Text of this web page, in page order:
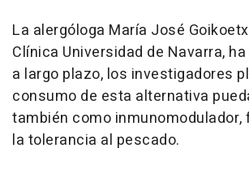
La alergóloga María José
Clínica Universidad de Navarra,
a largo plazo, los investigadores
consumo de esta alternativa
también como
la tolerancia al pescado.